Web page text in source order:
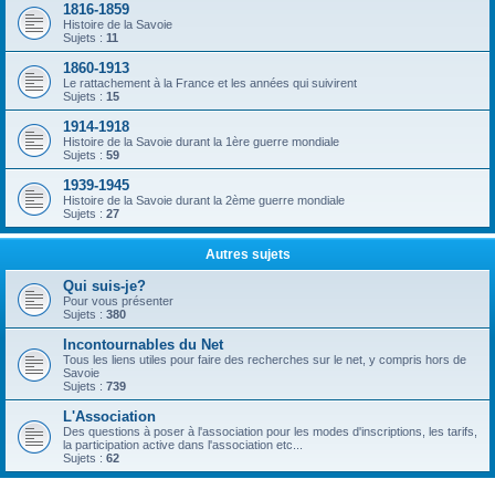
1816-1859
Histoire de la Savoie
Sujets : 11
1860-1913
Le rattachement à la France et les années qui suivirent
Sujets : 15
1914-1918
Histoire de la Savoie durant la 1ère guerre mondiale
Sujets : 59
1939-1945
Histoire de la Savoie durant la 2ème guerre mondiale
Sujets : 27
Autres sujets
Qui suis-je?
Pour vous présenter
Sujets : 380
Incontournables du Net
Tous les liens utiles pour faire des recherches sur le net, y compris hors de
Savoie
Sujets : 739
L'Association
Des questions à poser à l'association pour les modes d'inscriptions, les tarifs,
la participation active dans l'association etc...
Sujets : 62